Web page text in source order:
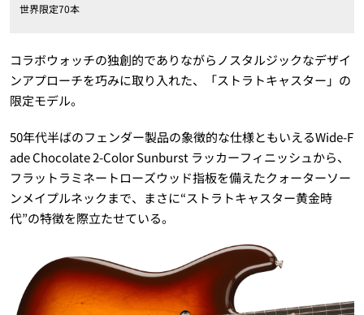
世界限定70本
コラボウォッチの独創的でありながらノスタルジックなデザイ
ンアプローチを巧みに取り入れた、「ストラトキャスター」の
限定モデル。
50年代半ばのフェンダー製品の象徴的な仕様ともいえるWide-F
ade Chocolate 2-Color Sunburst ラッカーフィニッシュから、
フラットラミネートローズウッド指板を備えたクォーターソー
ンメイプルネックまで、まさに“ストラトキャスター黄金時
代”の特徴を際立たせている。